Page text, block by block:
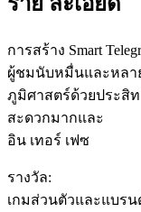
การสร้าง Smart
ผู้ชมนับหมื่นและหลา
ภูมิศาสตร์ด้วยประสิ
สะดวกมากและ
อิน เทอร์ เฟซ
รางวัล:
เกมส่วนตัวและแบรน